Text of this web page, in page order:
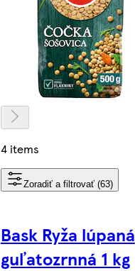
4 items
Zoradiť a filtrovať (63)
Bask Ryža lúpaná
guľatozrnná 1 kg